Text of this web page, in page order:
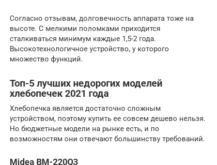
Согласно отзывам, долговечность аппарата тоже на
высоте. С мелкими поломками приходится
сталкиваться минимум каждые 1,5-2 года.
Высокотехнологичное устройство, у которого
множество функций.
Топ-5 лучших недорогих моделей
хлебопечек 2021 года
Хлебопечка является достаточно сложным
устройством, поэтому купить ее совсем дешево нельзя.
Но бюджетные модели на рынке есть, и по
возможностям они отвечают большинству требований.
Midea BM-220Q3